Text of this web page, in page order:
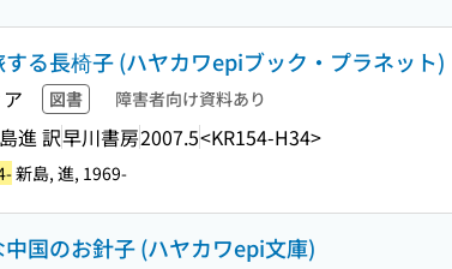
る長椅子 (ハヤカワepiブック・プラネット)
図書 障害者向け資料あり
進 訳早川書房2007.5<KR154-H34>
新島, 進, 1969-
国のお針子 (ハヤカワepi文庫)